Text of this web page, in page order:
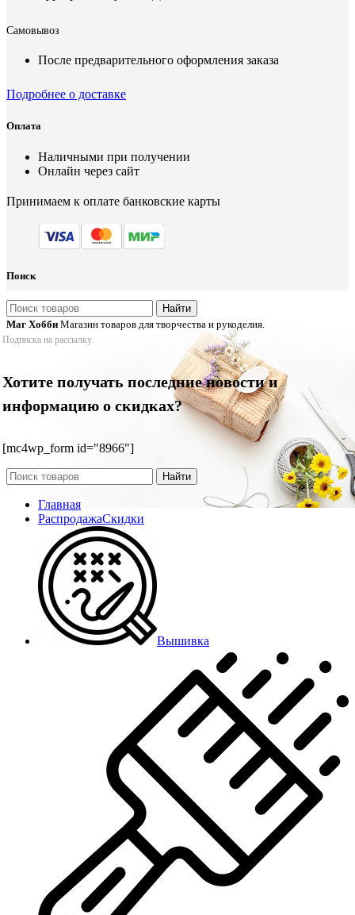
Самовывоз
После предварительного оформления заказа
Подробнее о доставке
Оплата
Наличными при получении
Онлайн через сайт
Принимаем к оплате банковские карты
Поиск
Найти
Маг Хобби Магазин товаров для творчества и рукоделия.
Подписка на рассылку
Хотите получать последние новости и
информацию о скидках?
[mc4wp_form id="8966"]
Найти
Главная
РаспродажаСкидки
Вышивка